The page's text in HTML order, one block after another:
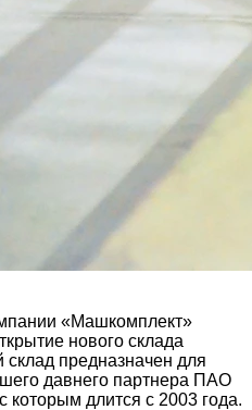
«Машкомплект»
нового склада
предназначен для
давнего партнера ПАО
которым длится с 2003 года.